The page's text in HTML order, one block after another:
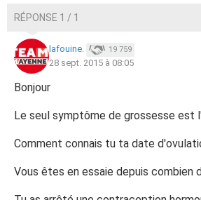
RÉPONSE 1 / 1
lafouine. 19 759
28 sept. 2015 à 08:05
Bonjour
Le seul symptôme de grossesse est
Comment connais tu ta date
Vous êtes en essaie depuis combien